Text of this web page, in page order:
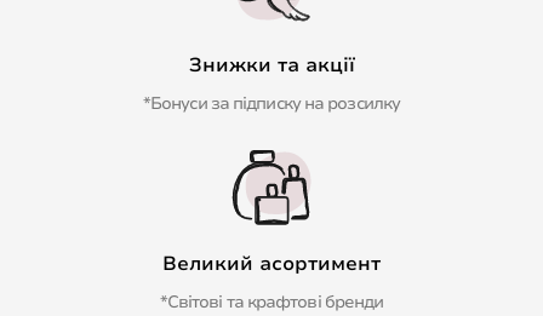
Знижки та акції
*Бонуси за підписку на розсилку
Великий асортимент
*Світові та крафтові бренди